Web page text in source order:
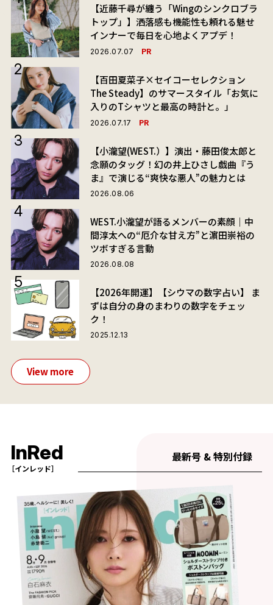
【近藤千尋が纏う「Wingのシンクロブラ
トップ」】洒落感も機能性も頼れる魅せ
インナーで毎日を心地よくアプデ！
2026.07.07 PR
【百田夏菜子×セイコーセレクション
The Steady】のサマースタイル「お気に
入りのTシャツと最高の時計と。」
2026.07.17 PR
【小瀧望(WEST.）】演出・藤田俊太郎と
念願のタッグ！幻の井上ひさし戯曲『う
ま』で演じる“爽快な悪人”の魅力とは
2026.08.06
WEST.小瀧望が語るメンバーの素顔｜中
間淳太への“厄介な甘え方”と濵田崇裕の
ツボすぎる言動
2026.08.08
【2026年開運】【シウマの数字占い】 ま
ずは自分の身のまわりの数字をチェッ
ク！
2025.12.13
View more
InRed
［インレッド］
最新号 & 特別付録